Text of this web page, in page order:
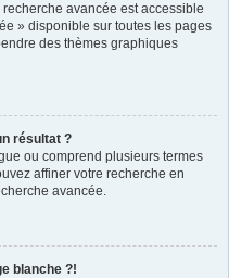
avancée est accessible
» disponible sur toutes les pages
des thèmes graphiques
résultat ?
ou comprend plusieurs termes
affiner votre recherche en
avancée.
blanche ?!